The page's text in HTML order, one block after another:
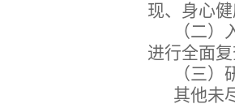
现、身心
（二）
进行全面
（三
其他未